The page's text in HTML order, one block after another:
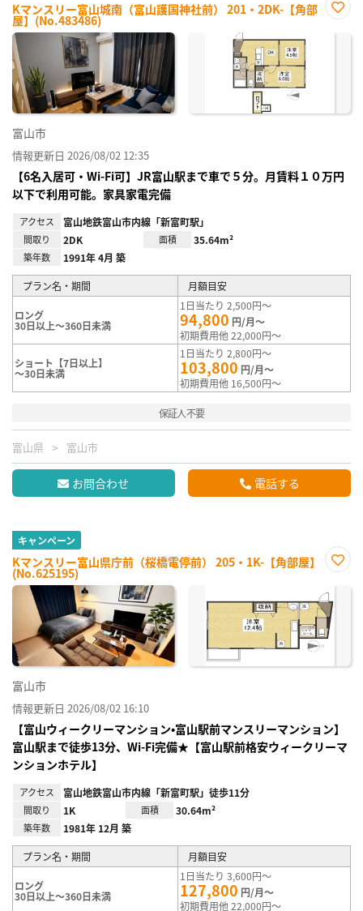
Kマンスリー富山城南（富山護国神社前） 201・2DK-【角部
屋】(No.483486)
に入
富山市
情報更新日 2026/08/02 12:35
【6名入居可・Wi-Fi可】JR富山駅まで車で５分。月賃料１０万円
以下で利用可能。家具家電完備
アクセス 富山地鉄富山市内線「新富町駅」
間取り 2DK 面積 35.64m²
築年数 1991年 4月 築
プラン名・期間 月額目安
ロング
30日以上～360日未満
1日当たり 2,500円～
94,800 円/月～
初期費用他 22,000円～
ショート【7日以上】
～30日未満
1日当たり 2,800円～
103,800 円/月～
初期費用他 16,500円～
保証人不要
富山県 富山市
お問合わせ 電話する
キャンペーン
Kマンスリー富山県庁前（桜橋電停前） 205・1K-【角部屋】
(No.625195)
に入
り登
録
富山市
情報更新日 2026/08/02 16:10
【富山ウィークリーマンション•富山駅前マンスリーマンション】
富山駅まで徒歩13分、Wi-Fi完備★【富山駅前格安ウィークリーマ
ンションホテル】
アクセス 富山地鉄富山市内線「新富町駅」徒歩11分
間取り 1K 面積 30.64m²
築年数 1981年 12月 築
プラン名・期間 月額目安
ロング
30日以上～360日未満
1日当たり 3,600円～
127,800 円/月～
初期費用他 22,000円～